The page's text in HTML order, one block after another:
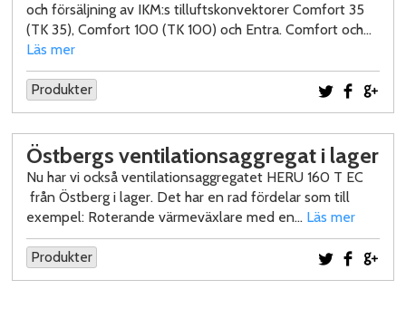
och försäljning av IKM:s tilluftskonvektorer Comfort 35
(TK 35), Comfort 100 (TK 100) och Entra. Comfort och…
Läs mer
Produkter Dela på
Dela
Östbergs ventilationsaggregat i lager
Nu har vi också ventilationsaggregatet HERU 160 T EC
från Östberg i lager. Det har en rad fördelar som till
exempel: Roterande värmeväxlare med en… Läs mer
Produkter Dela på
Dela